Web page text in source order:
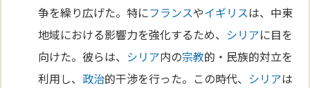
争を繰り広げた。特にフランスやイギリスは、中東
地域における影響力を強化するため、 シリアに目を
向けた。彼らは、 シリア内の宗教的・民族的対立を
利用し、 政治的干渉を行った。この時代、 シリアは